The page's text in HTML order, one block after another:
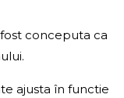
conceputa ca
ajusta în functie